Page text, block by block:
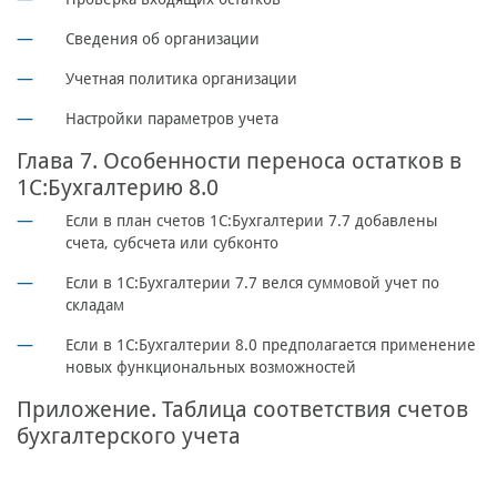
Сведения об организации
Учетная политика организации
Настройки параметров учета
Глава 7. Особенности переноса остатков в
1С:Бухгалтерию 8.0
Если в план счетов 1С:Бухгалтерии 7.7 добавлены
счета, субсчета или субконто
Если в 1С:Бухгалтерии 7.7 велся суммовой учет по
складам
Если в 1С:Бухгалтерии 8.0 предполагается применение
новых функциональных возможностей
Приложение. Таблица соответствия счетов
бухгалтерского учета